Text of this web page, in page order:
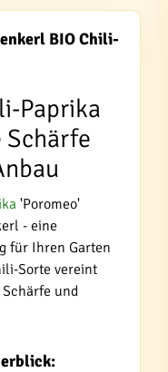
BIO Chili-
Paprika
Schärfe
'Poromeo'
- eine
für Ihren Garten
Sorte vereint
und